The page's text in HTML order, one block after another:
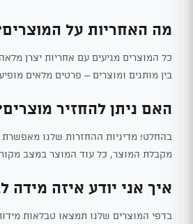
מה האחריות על
כל המוצרים מגיעים עם אחריות יצרן
בין מותגים ומוצרים – פרטים מלאים
האם ניתן להחזיר
מקבלת המוצר, כל עוד המוצר במצב
איך אני יודע איזה מידה
בדפי המוצרים שלנו תמצאו טבלאות